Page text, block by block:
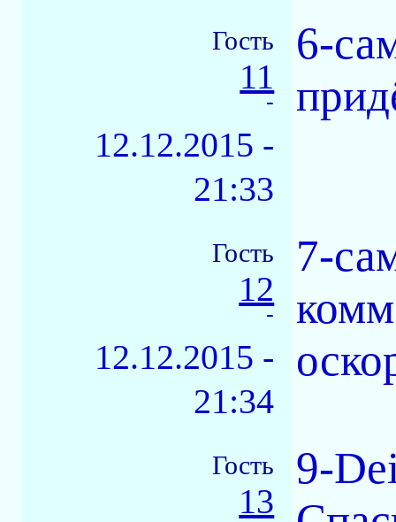
Гость
11
-
12.12.2015 -
21:33
6-
Гость
12
-
12.12.2015 -
21:34
7-
Гость
13
9-